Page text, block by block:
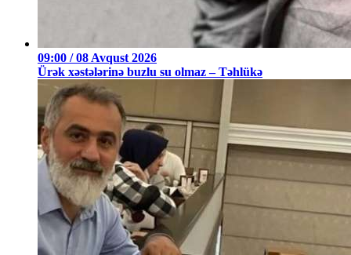
09:00 / 08 Avqust 2026
Ürək xəstələrinə buzlu su olmaz – Təhlükə